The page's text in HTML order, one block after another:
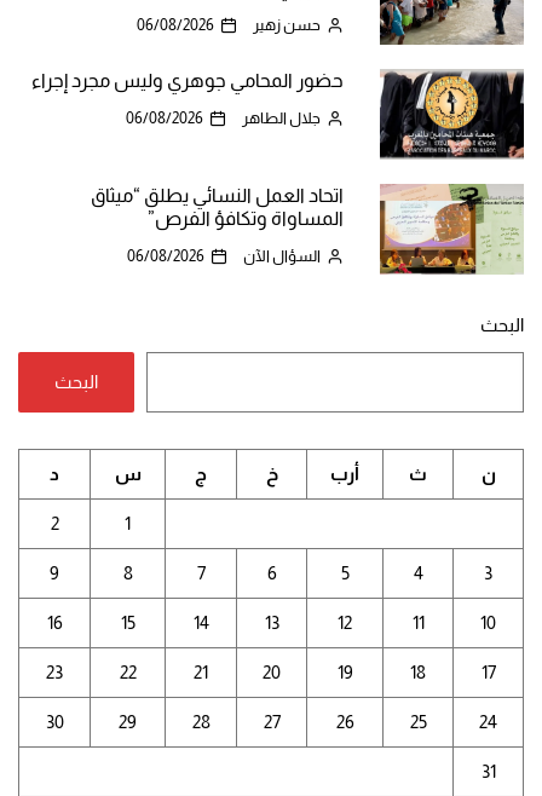
حسن زهير 06/08/2026
حضور المحامي جوهري وليس مجرد إجراء
جلال الطاهر 06/08/2026
اتحاد العمل النسائي يطلق “ميثاق
المساواة وتكافؤ الفرص”
السؤال الآن 06/08/2026
البحث
البحث
ن ث أرب خ ج س د
1
2
3
4
5
6
7
8
9
10
11
12
13
14
15
16
17
18
19
20
21
22
23
24
25
26
27
28
29
30
31